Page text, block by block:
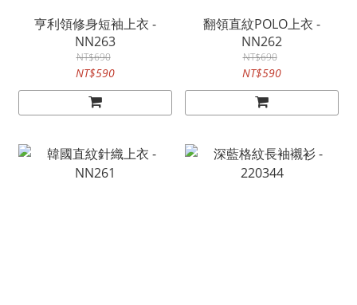
亨利領修身短袖上衣 -
NN263
NT$690
NT$590
翻領直紋POLO上衣 -
NN262
NT$690
NT$590